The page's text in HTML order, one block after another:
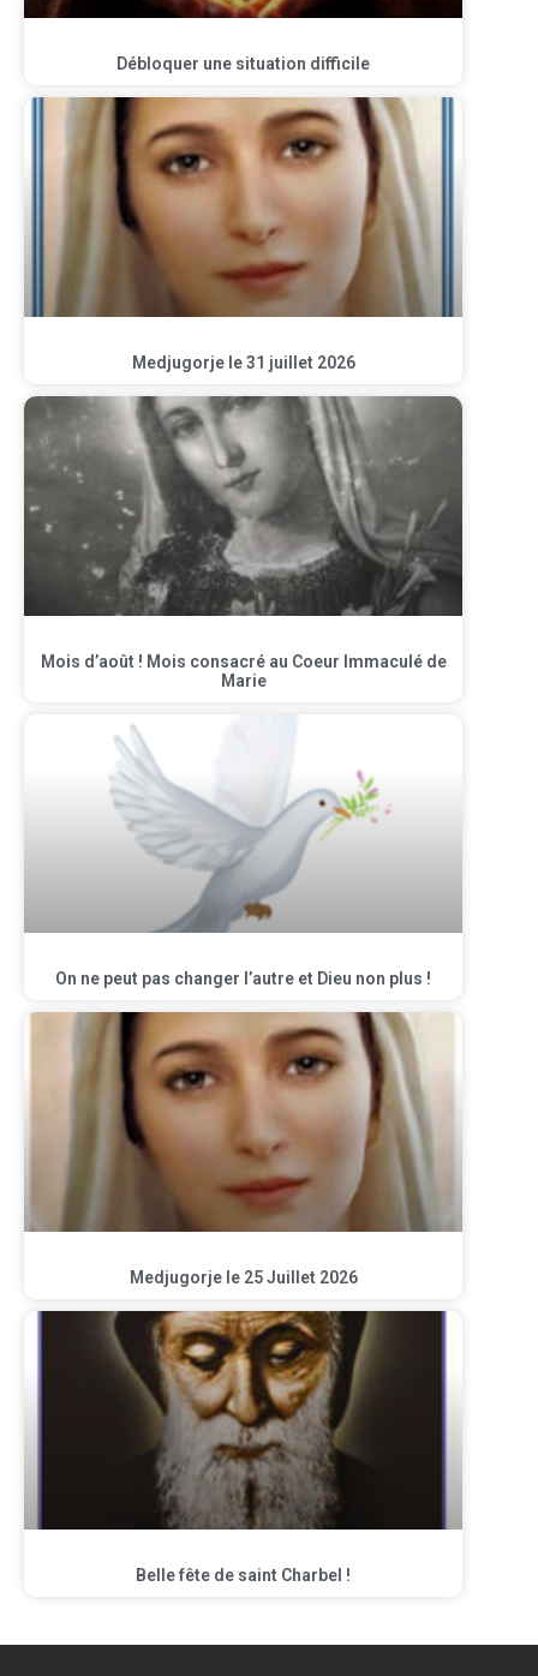
Débloquer une situation difficile
Medjugorje le 31 juillet 2026
Mois d’août ! Mois consacré au Coeur Immaculé de
Marie
On ne peut pas changer l’autre et Dieu non plus !
Medjugorje le 25 Juillet 2026
Belle fête de saint Charbel !